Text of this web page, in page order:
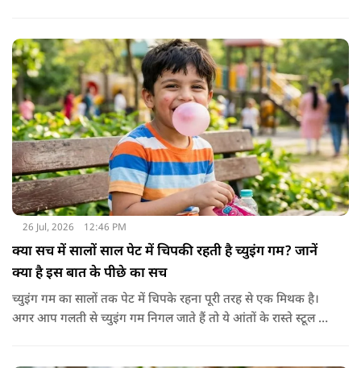
26 Jul, 2026 12:46 PM
क्या सच में सालों साल पेट में चिपकी रहती है च्युइंग गम? जानें
क्या है इस बात के पीछे का सच
च्युइंग गम का सालों तक पेट में चिपके रहना पूरी तरह से एक मिथक है।
अगर आप गलती से च्युइंग गम निगल जाते हैं तो ये आंतों के रास्ते स्टूल में